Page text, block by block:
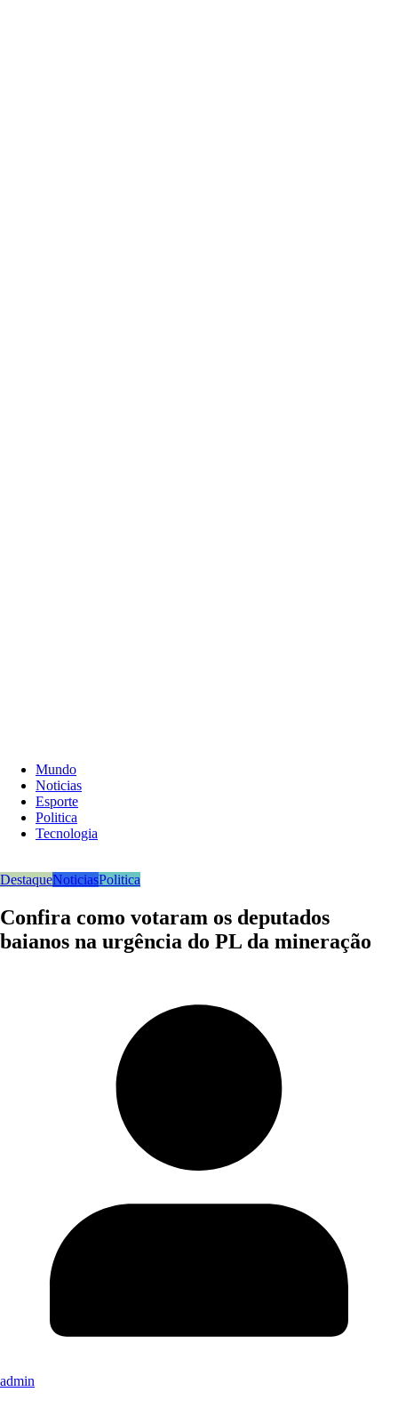
Mundo
Noticias
Esporte
Politica
Tecnologia
DestaqueNoticiasPolitica
Confira como votaram os deputados
baianos na urgência do PL da mineração
admin